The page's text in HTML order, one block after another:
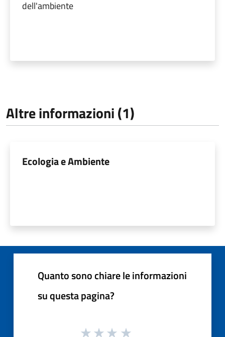
dell'ambiente
Altre informazioni (1)
Ecologia e Ambiente
Quanto sono chiare le informazioni
su questa pagina?